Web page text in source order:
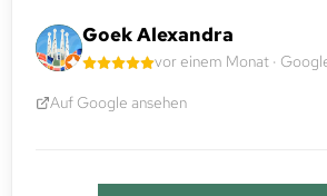
Goek Alexandra
vor einem Monat ·
Auf Google ansehen